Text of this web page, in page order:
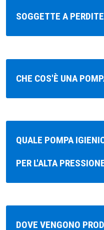
SOGGETTE A
CHE COS'È UNA
QUALE POMPA
PER L'ALTA
DOVE VENGONO